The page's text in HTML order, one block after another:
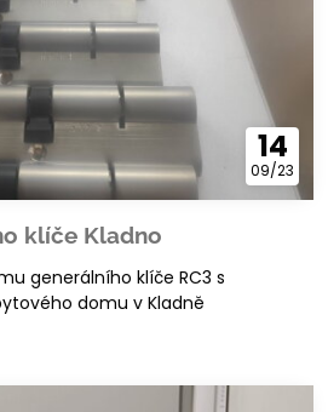
14
09/23
klíče Kladno
generálního klíče RC3 s
domu v Kladně